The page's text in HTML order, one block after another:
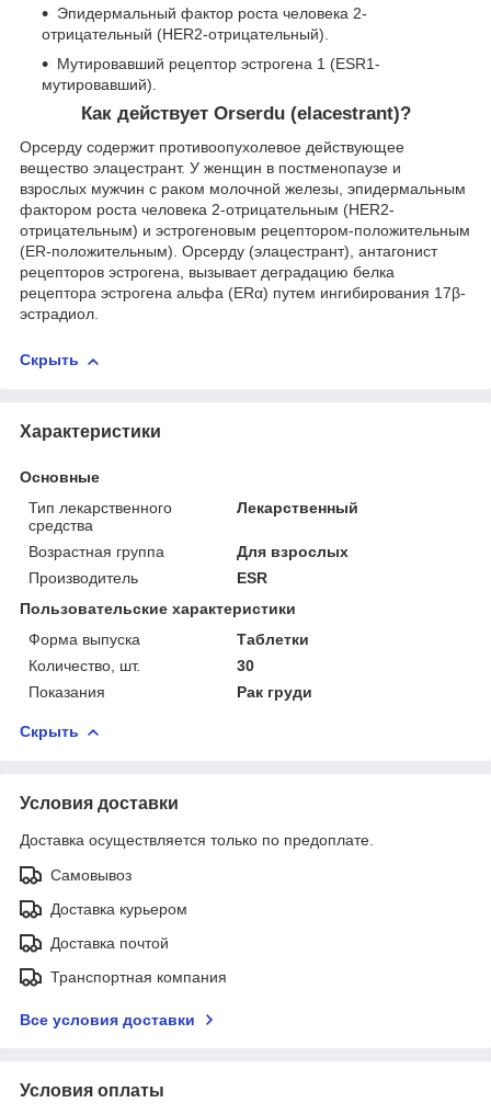
Эпидермальный фактор роста человека 2-
отрицательный (HER2-отрицательный).
Мутировавший рецептор эстрогена 1 (ESR1-
мутировавший).
Как действует Orserdu (elacestrant)?
Орсерду содержит противоопухолевое действующее
вещество элацестрант. У женщин в постменопаузе и
взрослых мужчин с раком молочной железы, эпидермальным
фактором роста человека 2-отрицательным (HER2-
отрицательным) и эстрогеновым рецептором-положительным
(ER-положительным). Орсерду (элацестрант), антагонист
рецепторов эстрогена, вызывает деградацию белка
рецептора эстрогена альфа (ERα) путем ингибирования 17β-
эстрадиол.
Скрыть
Характеристики
Основные
Тип лекарственного
средства
Лекарственный
Возрастная группа
Для взрослых
Производитель
ESR
Пользовательские характеристики
Форма выпуска
Таблетки
Количество, шт.
30
Показания
Рак груди
Скрыть
Условия доставки
Доставка осуществляется только по предоплате.
Самовывоз
Доставка курьером
Доставка почтой
Транспортная компания
Все условия доставки
Условия оплаты